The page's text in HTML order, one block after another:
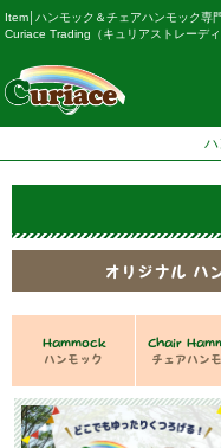
Item│ハンモック＆チェアハンモック専
Curiace Trading（キュリアストレーディ
オリジナル ハ
Hammock
ハンモック
Chair
チェアハン